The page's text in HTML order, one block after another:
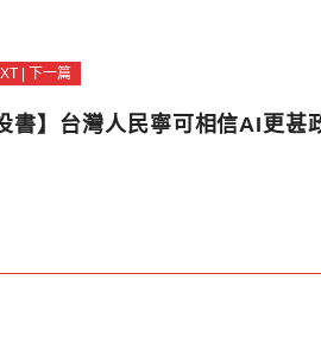
| 下一篇
書】台灣人民寧可相信AI更甚